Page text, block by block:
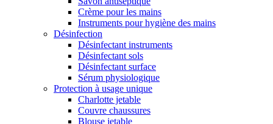
Crème pour les mains
Instruments pour hygiène des mains
Désinfection
Désinfectant instruments
Désinfectant sols
Désinfectant surface
Sérum physiologique
Protection à usage unique
Charlotte jetable
Couvre chaussures
Blouse jetable